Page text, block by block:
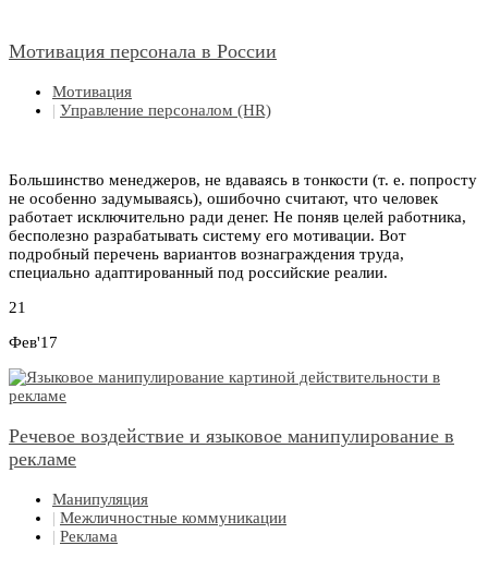
Мотивация персонала в России
Мотивация
| Управление персоналом (HR)
Большинство менеджеров, не вдаваясь в тонкости (т. е. попросту
не особенно задумываясь), ошибочно считают, что человек
работает исключительно ради денег. Не поняв целей работника,
бесполезно разрабатывать систему его мотивации. Вот
подробный перечень вариантов вознаграждения труда,
специально адаптированный под российские реалии.
21
Фев'17
Речевое воздействие и языковое манипулирование в
рекламе
Манипуляция
| Межличностные коммуникации
| Реклама